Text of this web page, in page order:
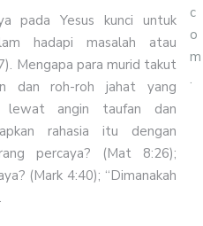
pada Yesus kunci untuk
hadapi masalah atau
Mengapa para murid takut
dan roh-roh jahat yang
lewat angin taufan dan
rahasia itu dengan
percaya? (Mat 8:26);
(Mark 4:40); “Dimanakah
c
o
m
.